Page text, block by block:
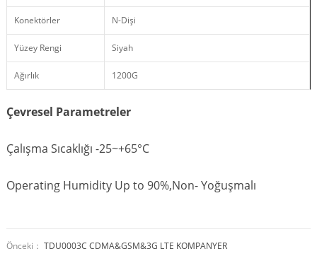
Konektörler N-Dişi
Yüzey Rengi Siyah
Ağırlık 1200G
Çevresel Parametreler
Çalışma Sıcaklığı -25~+65°C
Operating Humidity Up to 90%,Non- Yoğuşmalı
Önceki： TDU0003C CDMA&GSM&3G LTE KOMPANYER